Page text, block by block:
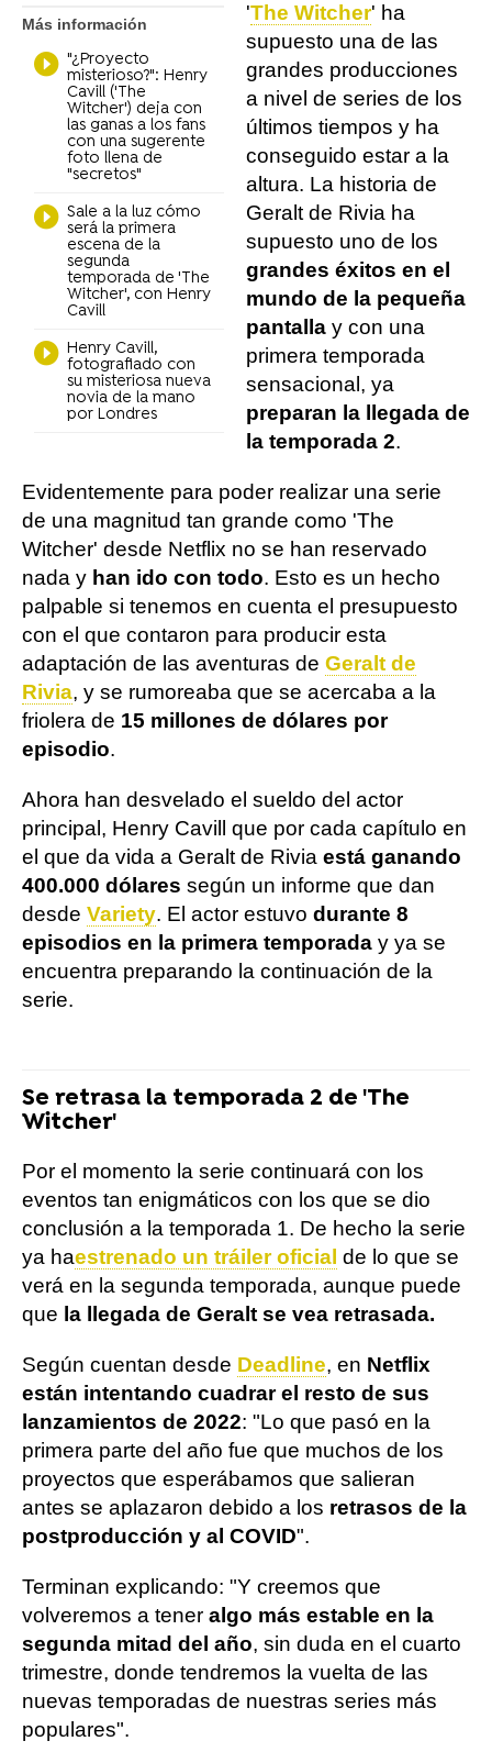
Más información
"¿Proyecto
misterioso?": Henry
Cavill ('The
Witcher') deja con
las ganas a los fans
con una sugerente
foto llena de
"secretos"
Sale a la luz cómo
será la primera
escena de la
segunda
temporada de 'The
Witcher', con Henry
Cavill
Henry Cavill,
fotografiado con
su misteriosa nueva
novia de la mano
por Londres
'The Witcher' ha
supuesto una de las
grandes producciones
a nivel de series de los
últimos tiempos y ha
conseguido estar a la
altura. La historia de
Geralt de Rivia ha
supuesto uno de los
grandes éxitos en el
mundo de la pequeña
pantalla y con una
primera temporada
sensacional, ya
preparan la llegada de
la temporada 2.
Evidentemente para poder realizar una serie
de una magnitud tan grande como 'The
Witcher' desde Netflix no se han reservado
nada y han ido con todo. Esto es un hecho
palpable si tenemos en cuenta el presupuesto
con el que contaron para producir esta
adaptación de las aventuras de Geralt de
Rivia, y se rumoreaba que se acercaba a la
friolera de 15 millones de dólares por
episodio.
Ahora han desvelado el sueldo del actor
principal, Henry Cavill que por cada capítulo en
el que da vida a Geralt de Rivia está ganando
400.000 dólares según un informe que dan
desde Variety. El actor estuvo durante 8
episodios en la primera temporada y ya se
encuentra preparando la continuación de la
serie.
Se retrasa la temporada 2 de 'The
Witcher'
Por el momento la serie continuará con los
eventos tan enigmáticos con los que se dio
conclusión a la temporada 1. De hecho la serie
ya haestrenado un tráiler oficial de lo que se
verá en la segunda temporada, aunque puede
que la llegada de Geralt se vea retrasada.
Según cuentan desde Deadline, en Netflix
están intentando cuadrar el resto de sus
lanzamientos de 2022: "Lo que pasó en la
primera parte del año fue que muchos de los
proyectos que esperábamos que salieran
antes se aplazaron debido a los retrasos de la
postproducción y al COVID".
Terminan explicando: "Y creemos que
volveremos a tener algo más estable en la
segunda mitad del año, sin duda en el cuarto
trimestre, donde tendremos la vuelta de las
nuevas temporadas de nuestras series más
populares".